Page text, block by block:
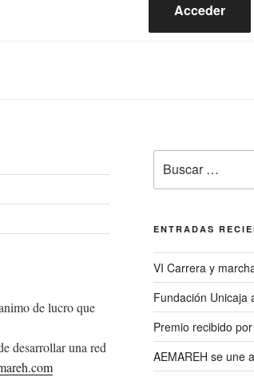
Acceder
de lucro que
desarrollar una red
por:
ENTRADAS
VI Carrera y
Fundación Unicaja
Premio recibido
AEMAREH se une